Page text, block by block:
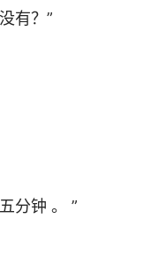
有？”
分钟 。 ”